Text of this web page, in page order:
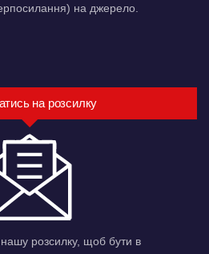
на джерело.
на розсилку
нашу розсилку, щоб бути в